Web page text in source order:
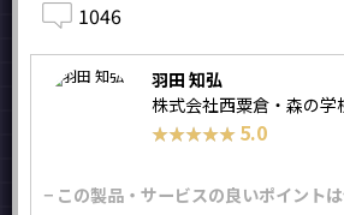
1046
羽田 知弘
株式会社西粟倉・森の学
★★★★★
★★★★★ 5.0
− この製品・サービスの良いポイント